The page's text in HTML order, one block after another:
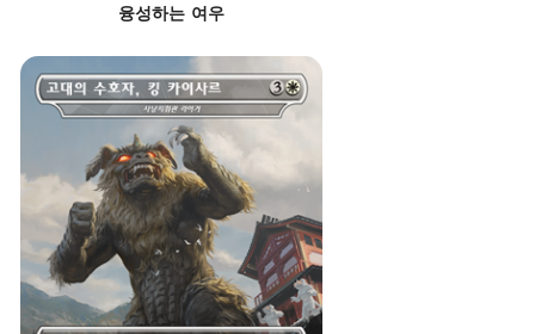
융성하는 여우